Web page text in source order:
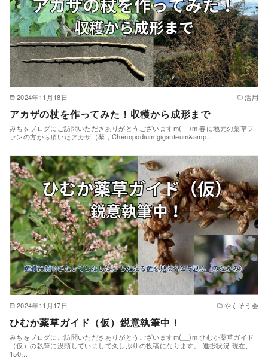
2024年11月18日 活用
アカザの杖を作ってみた！収穫から成形まで
みちをブログにご訪問いただきありがとうございますm(__)m 春に地元の薬草フ
ァンの方から頂いたアカザ（藜，Chenopodium giganteum&amp…
2024年11月17日 やくそう会
ひむか薬草ガイド（仮）鋭意執筆中！
みちをブログにご訪問いただきありがとうございますm(__)m ひむか薬草ガイド
（仮）の執筆に没頭していまして久しぶりの投稿になります。 進捗状況 現在、
150…